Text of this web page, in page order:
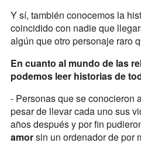
Y sí, también conocemos la
coincidido con nadie que
algún que otro personaje raro
En cuanto al mundo de las
podemos leer historias de
- Personas que se conocieron
pesar de llevar cada uno sus
años después y por fin
amorsin un ordenador de por